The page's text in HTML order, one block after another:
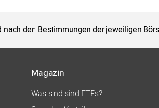
den Bestimmungen der jeweiligen
Magazin
Was sind sind ETFs?